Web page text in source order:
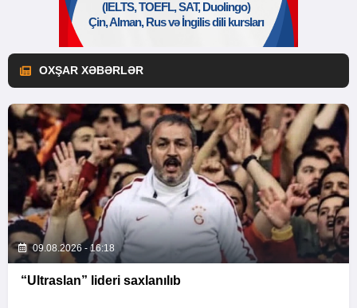
OXŞAR XƏBƏRLƏR
09.08.2026 - 16:18
“Ultraslan” lideri saxlanılıb